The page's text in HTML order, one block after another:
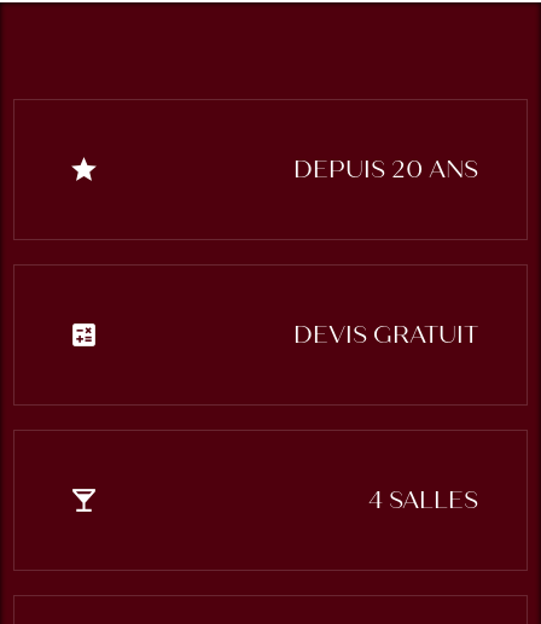
star DEPUIS 20 ANS
calculate DEVIS GRATUIT
local_bar 4 SALLES